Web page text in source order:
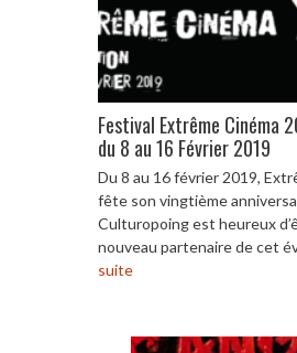
Festival Extrême Cinéma
du 8 au 16 Février 2019
Du 8 au 16 février 2019,
fête son vingtième
Culturopoing est heureux
nouveau partenaire de cet
suite